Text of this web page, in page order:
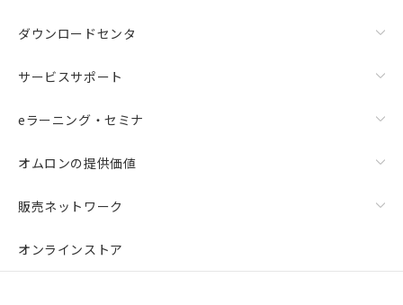
ダウンロードセンタ
サービスサポート
eラーニング・セミナ
オムロンの提供価値
販売ネットワーク
オンラインストア